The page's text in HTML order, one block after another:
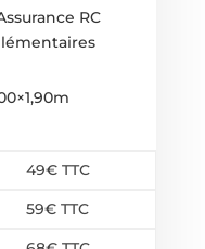
RC
49€ TTC
59€ TTC